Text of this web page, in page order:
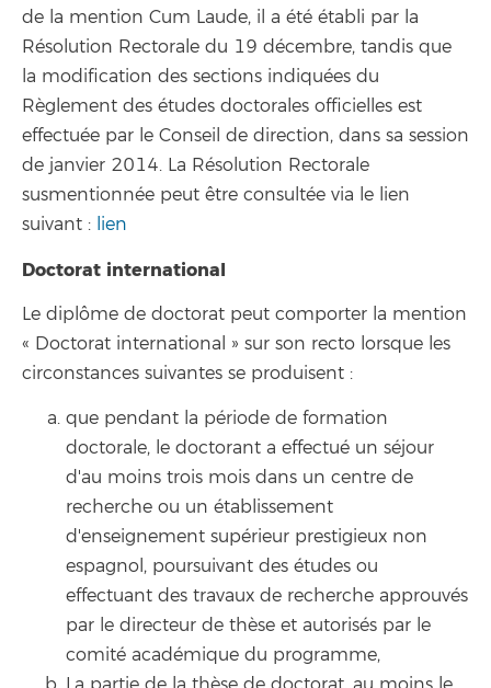
de la mention Cum Laude, il a été établi par la
Résolution Rectorale du 19 décembre, tandis que
la modification des sections indiquées du
Règlement des études doctorales officielles est
effectuée par le Conseil de direction, dans sa session
de janvier 2014. La Résolution Rectorale
susmentionnée peut être consultée via le lien
suivant : lien
Doctorat international
Le diplôme de doctorat peut comporter la mention
« Doctorat international » sur son recto lorsque les
circonstances suivantes se produisent :
que pendant la période de formation
doctorale, le doctorant a effectué un séjour
d'au moins trois mois dans un centre de
recherche ou un établissement
d'enseignement supérieur prestigieux non
espagnol, poursuivant des études ou
effectuant des travaux de recherche approuvés
par le directeur de thèse et autorisés par le
comité académique du programme,